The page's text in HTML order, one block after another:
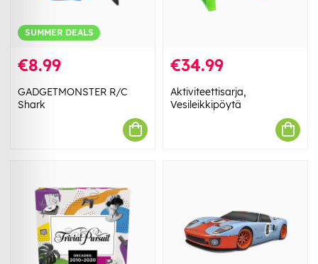
SUMMER DEALS
€8.99
GADGETMONSTER R/C
Shark
€34.99
Aktiviteettisarja,
Vesileikkipöytä